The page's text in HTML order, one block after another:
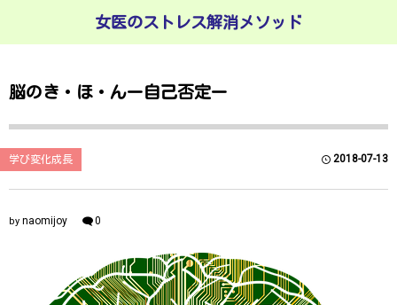
女医のストレス解消メソッド
脳のき・ほ・んー自己否定ー
学び変化成長 2018-07-13
by naomijoy 0